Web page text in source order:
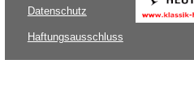
Datenschutz
Haftungsausschluss